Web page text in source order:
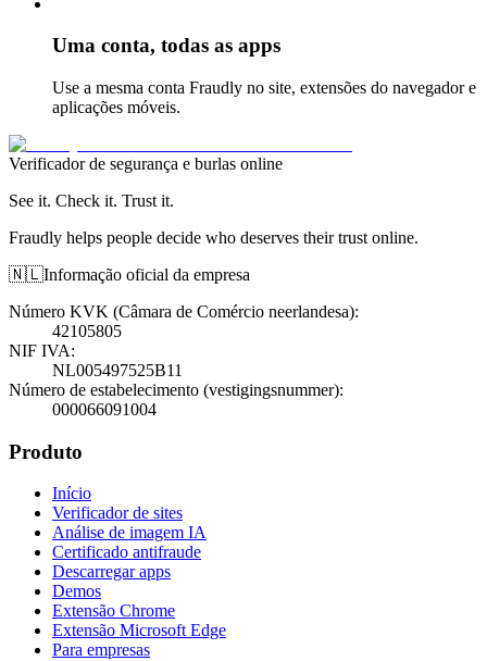
Uma conta, todas as apps
Use a mesma conta Fraudly no site, extensões do navegador e
aplicações móveis.
Verificador de segurança e burlas online
See it. Check it. Trust it.
Fraudly helps people decide who deserves their trust online.
🇳🇱Informação oficial da empresa
Número KVK (Câmara de Comércio neerlandesa):
42105805
NIF IVA:
NL005497525B11
Número de estabelecimento (vestigingsnummer):
000066091004
Produto
Início
Verificador de sites
Análise de imagem IA
Certificado antifraude
Descarregar apps
Demos
Extensão Chrome
Extensão Microsoft Edge
Para empresas